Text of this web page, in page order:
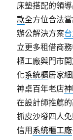
床墊搭配的領
款全方位合法
辦公解決方案
立更多租借商
櫃工廠與門市
化系統櫃居家
神桌百年老店
在設計師推薦
抓皮沙發四人
信用 系統櫃工廠